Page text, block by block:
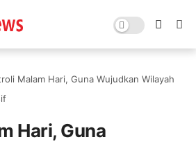
Malam Hari, Guna Wujudkan Wilayah
Hari, Guna